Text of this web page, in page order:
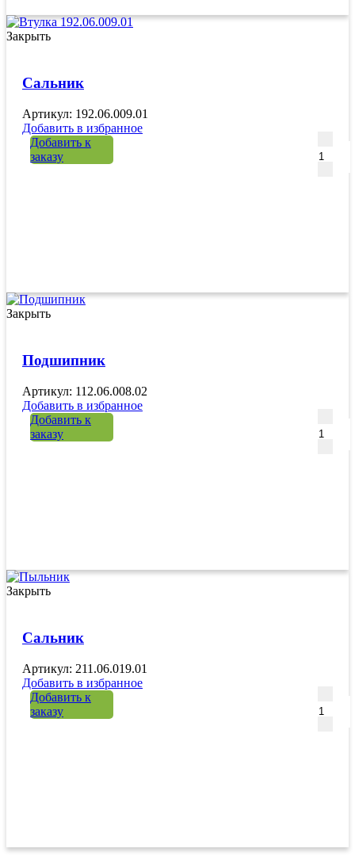
Закрыть
Сальник
Артикул: 192.06.009.01
Добавить в избранное
Добавить к
заказу
Закрыть
Подшипник
Артикул: 112.06.008.02
Добавить в избранное
Добавить к
заказу
Закрыть
Сальник
Артикул: 211.06.019.01
Добавить в избранное
Добавить к
заказу